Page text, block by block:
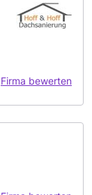
Firma bewerten